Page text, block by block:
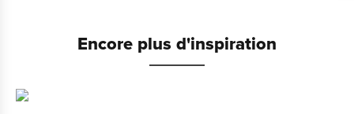
Encore plus d'inspiration